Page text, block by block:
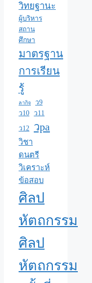
วิทยฐานะ
ผู้บริหาร
สถาน
ศึกษา
มาตรฐาน
การเรียน
รู้
ลากิจ
ว9
ว10 ว11
ว12 วpa
วิชา
ดนตรี
วิเคราะห์
ข้อสอบ
ศิลป
หัตถกรรม
ศิลป
หัตถกรรม